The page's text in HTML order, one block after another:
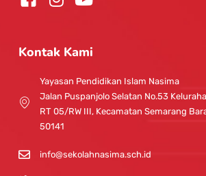
t
a
g
r
a
m
t
u
b
e
Kontak Kami
Yayasan Pendidikan Islam Nasima
Jalan Puspanjolo Selatan No.53
RT 05/RW III, Kecamatan Semarang
50141
info@sekolahnasima.sch.id